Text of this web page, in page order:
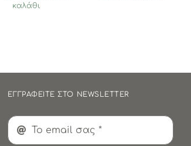
καλάθι
ΕΓΓΡΑΦΕΙΤΕ ΣΤΟ NEWSLETTER